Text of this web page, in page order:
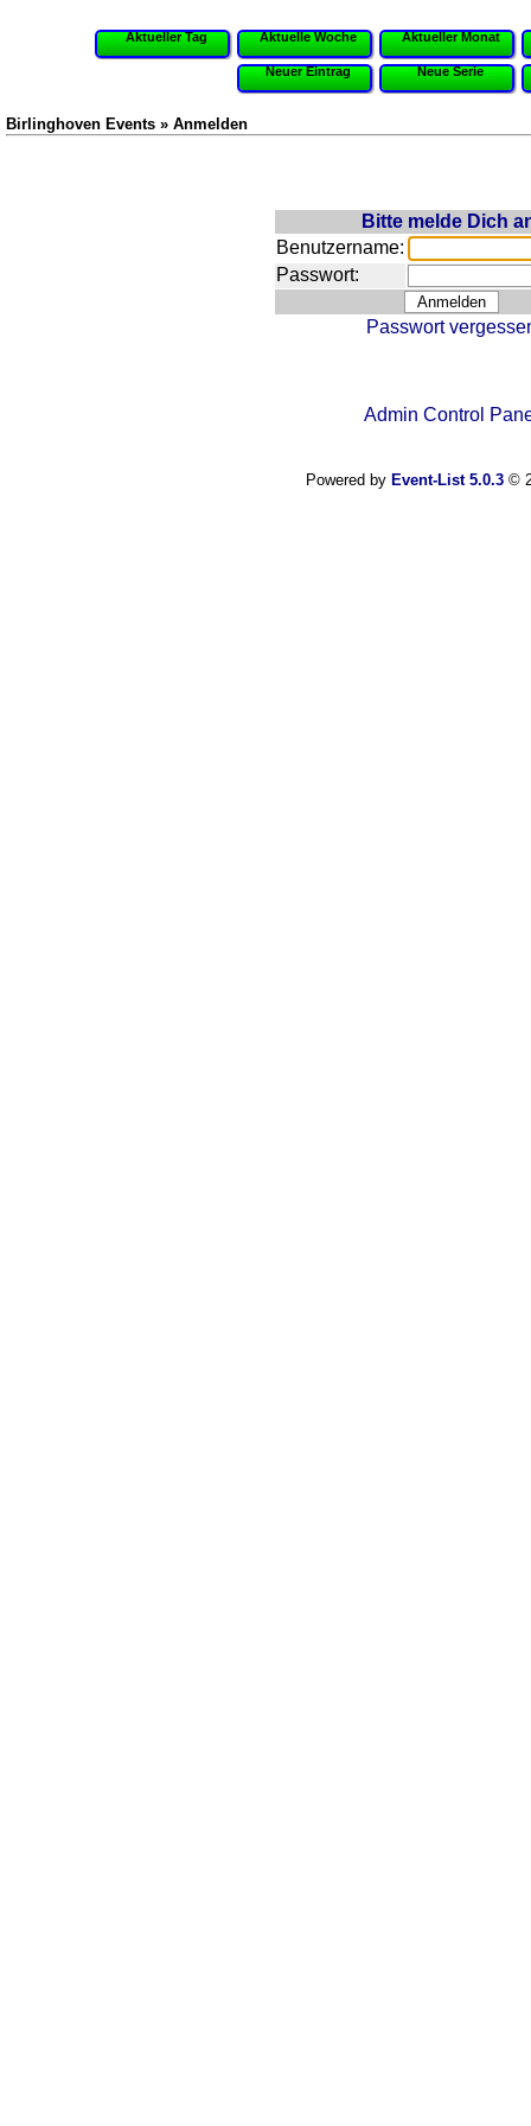
Aktueller Tag Aktuelle Woche Aktueller Monat
Neuer Eintrag Neue Serie
Birlinghoven Events » Anmelden
Bitte melde Dich
Benutzername:
Passwort:
Passwort
Admin Control
Powered by Event-List 5.0.3©